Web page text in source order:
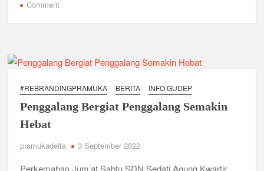
e
b
o
k
A
p
a
Commenton
KWARTIR
SEDATI
#REBRANDINGPRAMUKA BERITA INFO GUDEP
Penggalang Bergiat Penggalang Semakin
Hebat
pramukadelta 3 September 2022
Perkemahan Jum’at Sabtu SDN Sedati Agung Kwartir